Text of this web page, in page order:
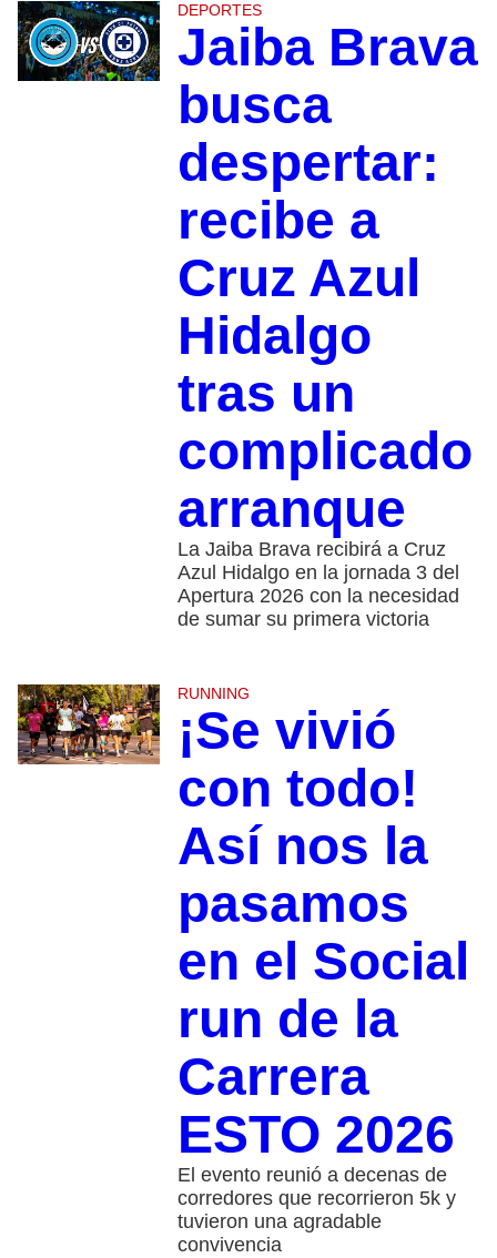
DEPORTES
Jaiba Brava
busca
despertar:
recibe a
Cruz Azul
Hidalgo
tras un
complicado
arranque
La Jaiba Brava recibirá a Cruz
Azul Hidalgo en la jornada 3 del
Apertura 2026 con la necesidad
de sumar su primera victoria
RUNNING
¡Se vivió
con todo!
Así nos la
pasamos
en el Social
run de la
Carrera
ESTO 2026
El evento reunió a decenas de
corredores que recorrieron 5k y
tuvieron una agradable
convivencia